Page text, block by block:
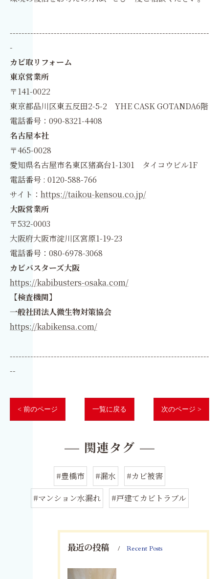
--------------------------------------------------------------------
-
カビ取リフォーム
東京営業所
〒141-0022
東京都品川区東五反田2-5-2 YHE CASK GOTANDA6階
電話番号：090-8321-4408
名古屋本社
〒465-0028
愛知県名古屋市名東区猪高台1-1301 タイコウビル1F
電話番号 : 0120-588-766
サイト： https://taikou-kensou.co.jp/
大阪営業所
〒532-0003
大阪府大阪市淀川区宮原1-19-23
電話番号：080-6978-3068
カビバスターズ大阪
https://kabibusters-osaka.com/
【検査機関】
一般社団法人微生物対策協会
https://kabikensa.com/
--------------------------------------------------------------------
--
< 前のページ 一覧に戻る 次のページ >
関連タグ
#豊橋市 #漏水
#カビ被害
#マンション水漏れ
#戸建てカビトラブル
最近の投稿 Recent Posts